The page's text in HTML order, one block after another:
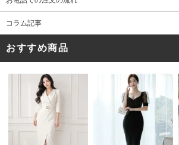
コラム記事
おすすめ商品